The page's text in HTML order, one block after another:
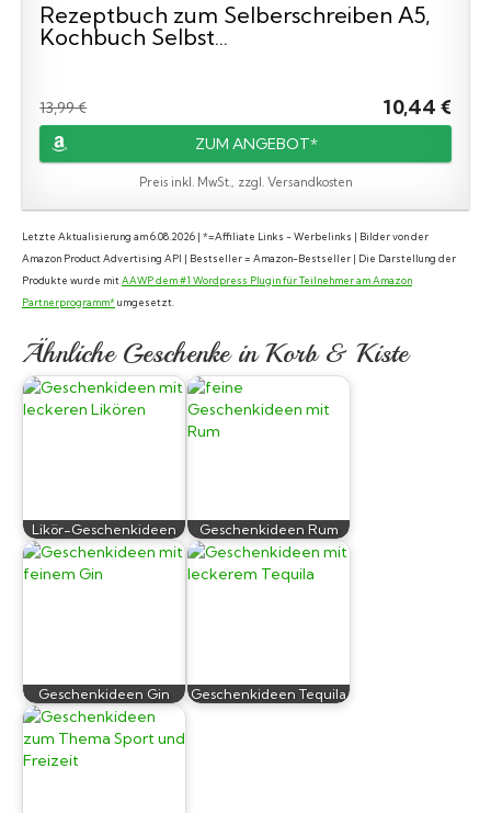
Rezeptbuch zum Selberschreiben A5,
Kochbuch Selbst...
13,99 € 10,44 €
ZUM ANGEBOT*
Preis inkl. MwSt., zzgl. Versandkosten
Letzte Aktualisierung am 6.08.2026 | *=Affiliate Links - Werbelinks | Bilder von der
Amazon Product Advertising API | Bestseller = Amazon-Bestseller | Die Darstellung der
Produkte wurde mitAAWP dem #1 Wordpress Plugin für Teilnehmer am Amazon
Partnerprogramm*umgesetzt.
Ähnliche Geschenke in Korb & Kiste
Likör-Geschenkideen Geschenkideen Rum
Geschenkideen Gin Geschenkideen Tequila